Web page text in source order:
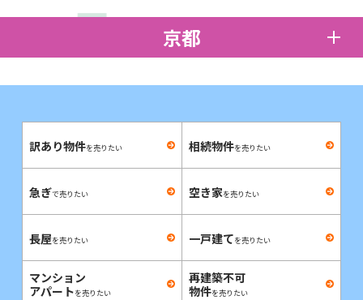
京都
訳あり物件を売りたい 相続物件を売りたい
急ぎで売りたい 空き家を売りたい
長屋を売りたい 一戸建てを売りたい
マンション
アパートを売りたい
再建築不可
物件を売りたい